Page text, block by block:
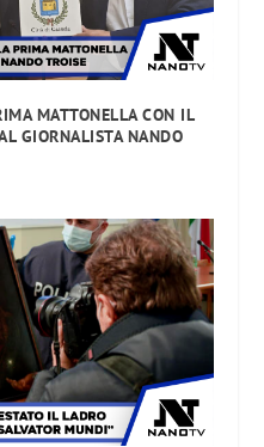
MATTONELLA CON IL
GIORNALISTA NANDO